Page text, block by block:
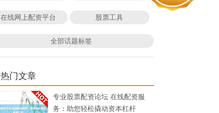
在线网上配资平台 股票工具
全部话题标签
热门文章
专业股票配资论坛 在线配资服
务：助您轻松撬动资本杠杆